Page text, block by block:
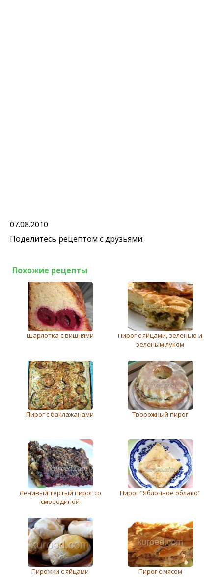
07.08.2010
Поделитесь рецептом с друзьями:
Похожие рецепты
Шарлотка с вишнями
Пирог с яйцами, зеленью и
зеленым луком
Пирог с баклажанами Творожный пирог
Ленивый тертый пирог со
смородиной
Пирог "Яблочное облако"
Пирожки с яйцами Пирог с мясом